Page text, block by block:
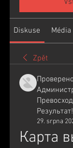
Diskuse Média
Zpět
Результат!
29. srpna
Карта